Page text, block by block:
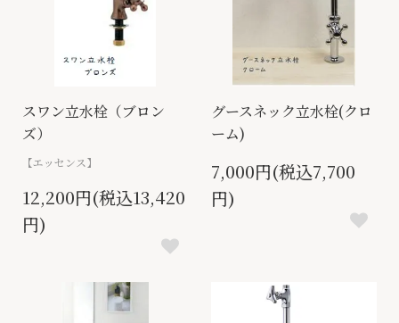
スワン立水栓（ブロン
ズ）
【エッセンス】
12,200円(税込13,420
円)
グースネック立水栓(クロ
ーム)
7,000円(税込7,700
円)